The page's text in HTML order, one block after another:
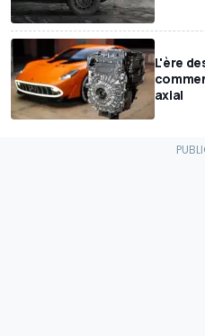
L'ère
axial